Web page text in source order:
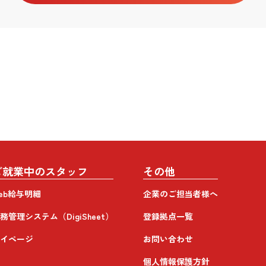
業中のスタッフ
給与明細
管理システム（DigiSheet）
ページ
その他
企業のご担当者様へ
登録拠点一覧
お問い合わせ
個人情報保護方針